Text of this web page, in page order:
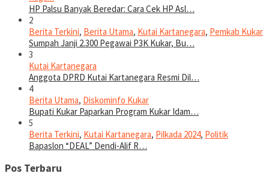
HP Palsu Banyak Beredar: Cara Cek HP Asl…
2
Berita Terkini, Berita Utama, Kutai Kartanegara, Pemkab Kukar
Sumpah Janji 2.300 Pegawai P3K Kukar, Bu…
3
Kutai Kartanegara
Anggota DPRD Kutai Kartanegara Resmi Dil…
4
Berita Utama, Diskominfo Kukar
Bupati Kukar Paparkan Program Kukar Idam…
5
Berita Terkini, Kutai Kartanegara, Pilkada 2024, Politik
Bapaslon “DEAL” Dendi-Alif R…
Pos Terbaru